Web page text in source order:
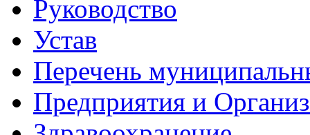
Руководство
Устав
Перечень
Предприятия и